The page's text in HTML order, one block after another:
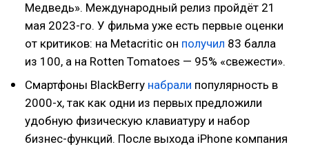
Медведь». Международный релиз пройдёт 21
мая 2023-го. У фильма уже есть первые оценки
от критиков: на Metacritic он получил 83 балла
из 100, а на Rotten Tomatoes — 95% «свежести».
Смартфоны BlackBerry набрали популярность в
2000-х, так как одни из первых предложили
удобную физическую клавиатуру и набор
бизнес-функций. После выхода iPhone компания